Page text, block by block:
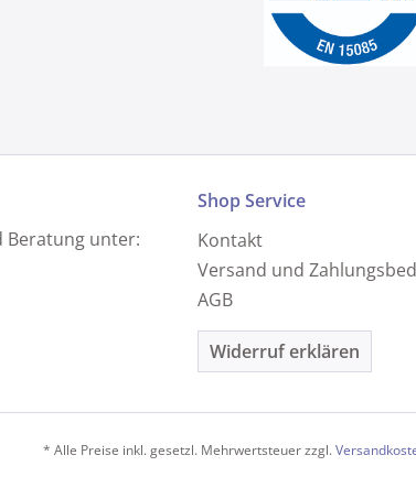
Beratung unter:
Shop Service
Kontakt
Versand und
AGB
Widerruf erklären
* Alle Preise inkl. gesetzl. Mehrwertsteuer zzgl.